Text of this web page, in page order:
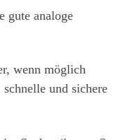
gute analoge
wenn möglich
und sichere